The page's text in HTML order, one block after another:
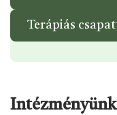
Terápiás